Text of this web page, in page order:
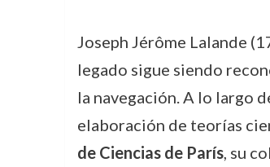
Joseph Jérôme Lalande
legado sigue siendo
la navegación. A lo largo
elaboración de teorías
de Ciencias de París, su